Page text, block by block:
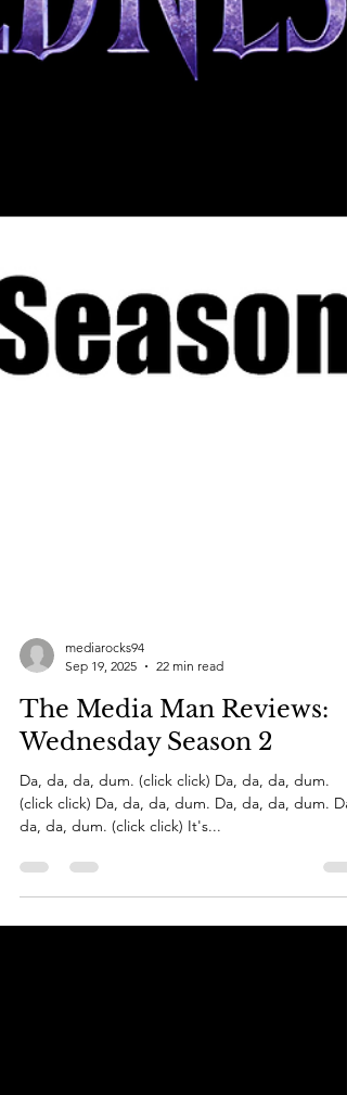
Sep 19, 2025
22 min read
The Media Man Reviews:
Wednesday Season 2
Da, da, da, dum. (click click) Da, da, da, dum.
(click click) Da, da, da, dum. Da, da, da, dum. Da,
da, da, dum. (click click) It's...